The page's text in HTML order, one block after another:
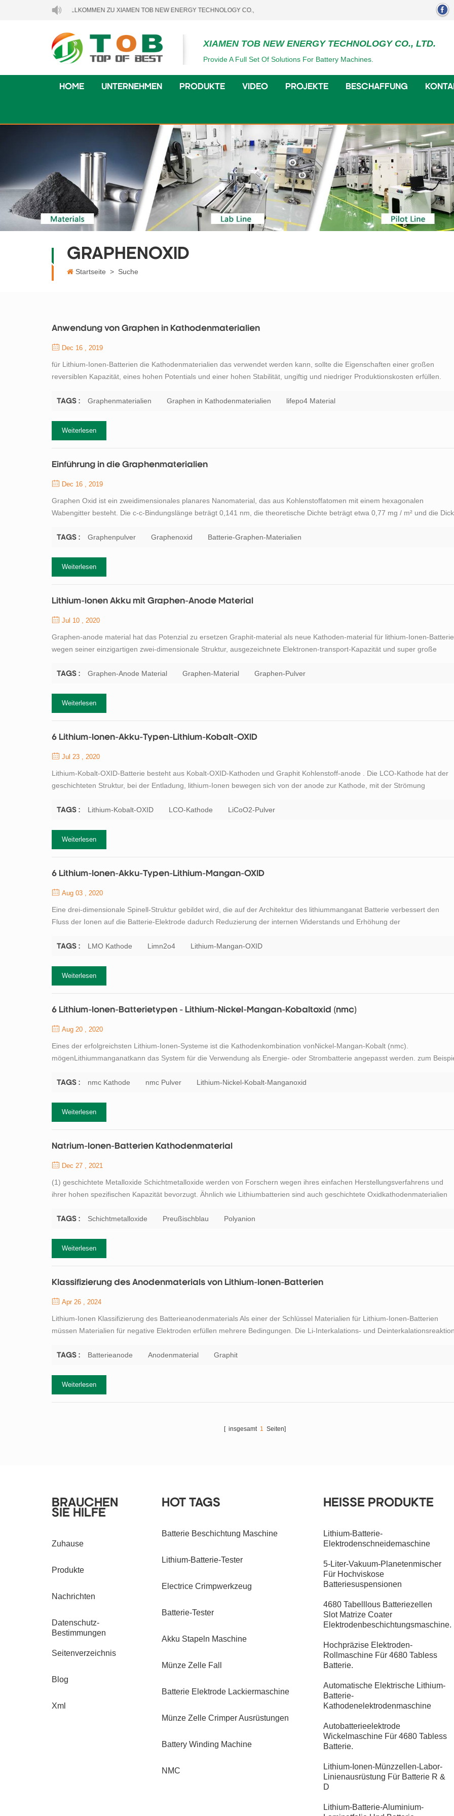
WILLKOMMEN ZU XIAMEN TOB NEW ENERGY TECHNOLOGY CO., LTD..
XIAMEN TOB NEW ENERGY TECHNOLOGY CO., LTD.
Provide A Full Set Of Solutions For Battery Machines.
HOME UNTERNEHMEN PRODUKTE VIDEO PROJEKTE BESCHAFFUNG
GRAPHENOXID
Startseite > Suche
Anwendung von Graphen in Kathodenmaterialien
Dec 16 , 2019
für Lithium-Ionen-Batterien die Kathodenmaterialien das verwendet werden kann, sollte die Eigenschaften einer großen
reversiblen Kapazität, eines hohen Potentials und einer hohen Stabilität, ungiftig und niedriger Produktionskosten erfüllen.
elektrische Leitfähigkeit und e...
TAGS : Graphenmaterialien Graphen in Kathodenmaterialien lifepo4 Material
Weiterlesen
Einführung in die Graphenmaterialien
Dec 16 , 2019
Graphen Oxid ist ein zweidimensionales planares Nanomaterial, das aus Kohlenstoffatomen mit einem hexagonalen
Wabengitter besteht. Die c-c-Bindungslänge beträgt 0,141 nm, die theoretische Dichte beträgt etwa 0,77 mg / m² und die
Hybridisierung beteiligt, und Elektronen können reibungsl...
TAGS : Graphenpulver Graphenoxid Batterie-Graphen-Materialien
Weiterlesen
Lithium-Ionen Akku mit Graphen-Anode Material
Jul 10 , 2020
Graphen-anode material hat das Potenzial zu ersetzen Graphit-material als neue Kathoden-material für lithium-Ionen-
wegen seiner einzigartigen zwei-dimensionale Struktur, ausgezeichnete Elektronen-transport-Kapazität und super große
kohlenstoffhaltigen Materialien. Während des Ladevo...
TAGS : Graphen-Anode Material Graphen-Material Graphen-Pulver
Weiterlesen
6 Lithium-Ionen-Akku-Typen-Lithium-Kobalt-OXID
Jul 23 , 2020
Lithium-Kobalt-OXID-Batterie besteht aus Kobalt-OXID-Kathoden und Graphit Kohlenstoff-anode . Die LCO-Kathode hat der
geschichteten Struktur, bei der Entladung, lithium-Ionen bewegen sich von der anode zur Kathode, mit der Strömung
Wahl für Handys, laptops und Digitalkameras. Die N...
TAGS : Lithium-Kobalt-OXID LCO-Kathode LiCoO2-Pulver
Weiterlesen
6 Lithium-Ionen-Akku-Typen-Lithium-Mangan-OXID
Aug 03 , 2020
Eine drei-dimensionale Spinell-Struktur gebildet wird, die auf der Architektur des lithiummanganat Batterie verbessert den
Fluss der Ionen auf die Batterie-Elektrode dadurch Reduzierung der internen Widerstands und Erhöhung der
Zyklus und Kalender Leben. TOB New Energy ...
TAGS : LMO Kathode Limn2o4 Lithium-Mangan-OXID
Weiterlesen
6 Lithium-Ionen-Batterietypen - Lithium-Nickel-Mangan-Kobaltoxid (nmc)
Aug 20 , 2020
Eines der erfolgreichsten Lithium-Ionen-Systeme ist die Kathodenkombination vonNickel-Mangan-Kobalt (nmc).
mögenLithiummanganatkann das System für die Verwendung als Energie- oder Strombatterie angepasst werden. zum
Entladeströme liefern. Der gleiche nmc-Typ, der für eine bestimmte ...
TAGS : nmc Kathode nmc Pulver Lithium-Nickel-Kobalt-Manganoxid
Weiterlesen
Natrium-Ionen-Batterien Kathodenmaterial
Dec 27 , 2021
(1) geschichtete Metalloxide Schichtmetalloxide werden von Forschern wegen ihres einfachen Herstellungsverfahrens und
ihrer hohen spezifischen Kapazität bevorzugt. Ähnlich wie Lithiumbatterien sind auch geschichtete Oxidkathodenmaterialien
preußisch-blaue Rahmenstruktur ermöglicht di...
TAGS : Schichtmetalloxide Preußischblau Polyanion
Weiterlesen
Klassifizierung des Anodenmaterials von Lithium-Ionen-Batterien
Apr 26 , 2024
Lithium-Ionen Klassifizierung des Batterieanodenmaterials Als einer der Schlüssel Materialien für Lithium-Ionen-Batterien
müssen Materialien für negative Elektroden erfüllen mehrere Bedingungen. Die Li-Interkalations- und
des Prozesses der Li-Interkalation ...
TAGS : Batterieanode Anodenmaterial Graphit
Weiterlesen
[ insgesamt 1 Seiten]
BRAUCHEN
SIE HILFE
Zuhause
Produkte
Nachrichten
Datenschutz-
Bestimmungen
Seitenverzeichnis
Blog
Xml
HOT TAGS
Batterie Beschichtung Maschine
Lithium-Batterie-Tester
Electrice Crimpwerkzeug
Batterie-Tester
Akku Stapeln Maschine
Münze Zelle Fall
Batterie Elektrode Lackiermaschine
Münze Zelle Crimper Ausrüstungen
Battery Winding Machine
NMC
HEISSE PRODUKTE
Lithium-Batterie-
Elektrodenschneidemaschine
5-Liter-Vakuum-Planetenmischer
Für Hochviskose
Batteriesuspensionen
4680 Tabelllous Batteriezellen
Slot Matrize Coater
Elektrodenbeschichtungsmaschine.
Hochpräzise Elektroden-
Rollmaschine Für 4680 Tabless
Batterie.
Automatische Elektrische Lithium-
Batterie-
Kathodenelektrodenmaschine
Autobatterieelektrode
Wickelmaschine Für 4680 Tabless
Batterie.
Lithium-Ionen-Münzzellen-Labor-
Linienausrüstung Für Batterie R &
D
​Lithium-Batterie-Aluminium-